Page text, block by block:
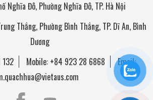
Nghĩa Đô, Phường Nghĩa Đô, TP. Hà Nội
Thắng, Phường Bình Thắng, TP. Dĩ An, Bình
Dương
Mobile: +84 923 28 6868
Email: